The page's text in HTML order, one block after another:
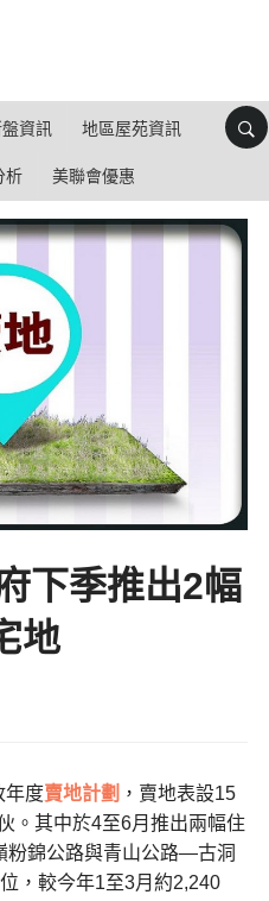
資訊 地區屋苑資訊
析 美聯會優惠
下季推出2幅
地
年度賣地計劃 ，賣地表設15
。其中於4至6月推出兩幅住
粉錦公路與青山公路—古洞
，較今年1至3月約2,240